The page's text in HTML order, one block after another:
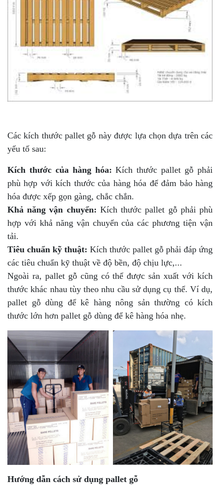
Các kích thước pallet gỗ này được lựa chọn dựa trên các
yếu tố sau:
Kích thước của hàng hóa: Kích thước pallet gỗ phải
phù hợp với kích thước của hàng hóa để đảm bảo hàng
hóa được xếp gọn gàng, chắc chắn.
Khả năng vận chuyển: Kích thước pallet gỗ phải phù
hợp với khả năng vận chuyển của các phương tiện vận
tải.
Tiêu chuẩn kỹ thuật: Kích thước pallet gỗ phải đáp ứng
các tiêu chuẩn kỹ thuật về độ bền, độ chịu lực,...
Ngoài ra, pallet gỗ cũng có thể được sản xuất với kích
thước khác nhau tùy theo nhu cầu sử dụng cụ thể. Ví dụ,
pallet gỗ dùng để kê hàng nông sản thường có kích
thước lớn hơn pallet gỗ dùng để kê hàng hóa nhẹ.
Hướng dẫn cách sử dụng pallet gỗ